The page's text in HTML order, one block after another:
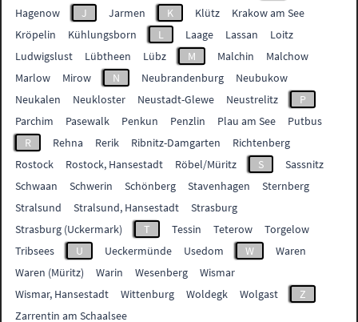
Hagenow
J Jarmen K Klütz
Krakow am See
Kröpelin
Kühlungsborn L Laage Lassan
Loitz
Ludwigslust
Lübtheen Lübz M Malchin
Malchow
Marlow
Mirow N Neubrandenburg
Neubukow
Neukalen
Neukloster Neustadt-Glewe Neustrelitz
P
Parchim
Pasewalk Penkun Penzlin Plau am See
Putbus
R
Rehna Rerik Ribnitz-Damgarten
Richtenberg
Rostock
Rostock, Hansestadt Röbel/Müritz S
Sassnitz
Schwaan
Schwerin Schönberg Stavenhagen
Sternberg
Stralsund
Stralsund, Hansestadt
Strasburg
Strasburg (Uckermark)
T Tessin Teterow
Torgelow
Tribsees
U Ueckermünde Usedom W
Waren
Waren (Müritz)
Warin Wesenberg
Wismar
Wismar, Hansestadt
Wittenburg Woldegk Wolgast
Z
Zarrentin am Schaalsee